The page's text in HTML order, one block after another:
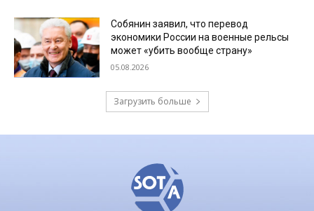
Собянин заявил, что перевод
экономики России на военные рельсы
может «убить вообще страну»
05.08.2026
Загрузить больше